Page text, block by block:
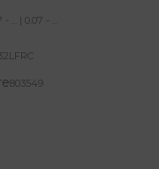
| 0.07 - ...
803549